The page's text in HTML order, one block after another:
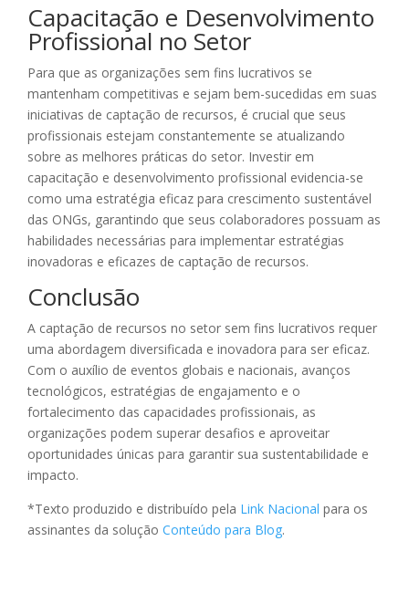
Capacitação e Desenvolvimento
Profissional no Setor
Para que as organizações sem fins lucrativos se
mantenham competitivas e sejam bem-sucedidas em suas
iniciativas de captação de recursos, é crucial que seus
profissionais estejam constantemente se atualizando
sobre as melhores práticas do setor. Investir em
capacitação e desenvolvimento profissional evidencia-se
como uma estratégia eficaz para crescimento sustentável
das ONGs, garantindo que seus colaboradores possuam as
habilidades necessárias para implementar estratégias
inovadoras e eficazes de captação de recursos.
Conclusão
A captação de recursos no setor sem fins lucrativos requer
uma abordagem diversificada e inovadora para ser eficaz.
Com o auxílio de eventos globais e nacionais, avanços
tecnológicos, estratégias de engajamento e o
fortalecimento das capacidades profissionais, as
organizações podem superar desafios e aproveitar
oportunidades únicas para garantir sua sustentabilidade e
impacto.
*Texto produzido e distribuído pela Link Nacional para os
assinantes da solução Conteúdo para Blog.